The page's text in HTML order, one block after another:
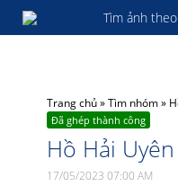
Tìm ảnh
Trang chủ»Tìm nhóm»
Đã ghép thành công
Hồ Hải
17/05/2023 07:00 AM